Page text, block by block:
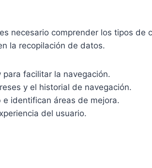
necesario comprender los tipos de
la recopilación de datos.
facilitar la navegación.
y el historial de navegación.
identifican áreas de mejora.
del usuario.